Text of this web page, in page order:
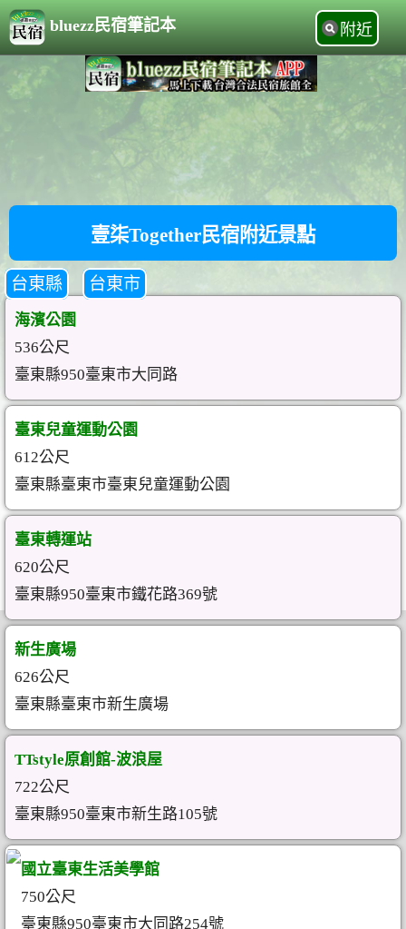
bluezz民宿筆記本 附近
壹柒Together民宿附近景點
台東縣 台東市
海濱公園
536公尺
臺東縣950臺東市大同路
臺東兒童運動公園
612公尺
臺東縣臺東市臺東兒童運動公園
臺東轉運站
620公尺
臺東縣950臺東市鐵花路369號
新生廣場
626公尺
臺東縣臺東市新生廣場
TTstyle原創館-波浪屋
722公尺
臺東縣950臺東市新生路105號
國立臺東生活美學館
750公尺
臺東縣950臺東市大同路254號